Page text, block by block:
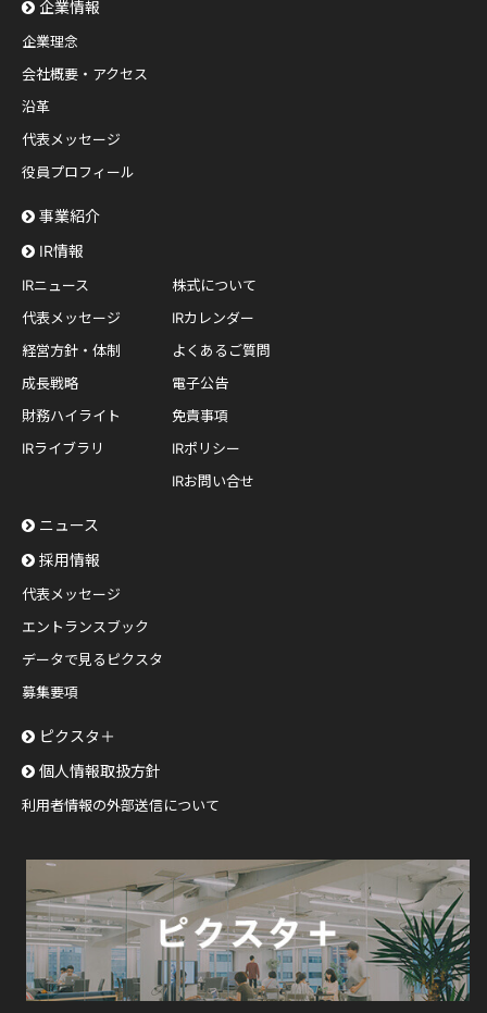
企業情報
企業理念
会社概要・アクセス
沿革
代表メッセージ
役員プロフィール
事業紹介
IR情報
IRニュース
代表メッセージ
経営方針・体制
成長戦略
財務ハイライト
IRライブラリ
株式について
IRカレンダー
よくあるご質問
電子公告
免責事項
IRポリシー
IRお問い合せ
ニュース
採用情報
代表メッセージ
エントランスブック
データで見るピクスタ
募集要項
ピクスタ＋
個人情報取扱方針
利用者情報の外部送信について